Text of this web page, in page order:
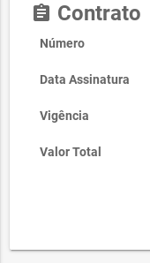
assignment Contrato
Número
Data Assinatura
Vigência
Valor Total